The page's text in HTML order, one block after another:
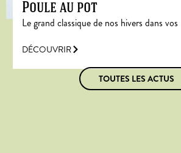
Poule au pot
Le grand classique de nos hivers dans vos
DÉCOUVRIR
TOUTES LES ACTUS